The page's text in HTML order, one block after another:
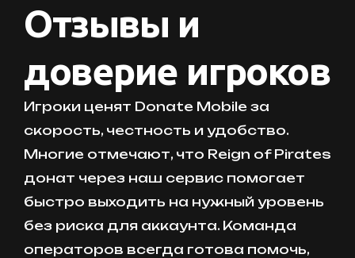
Отзывы и
доверие игроков
Игроки ценят Donate Mobile за
скорость, честность и удобство.
Многие отмечают, что Reign of Pirates
донат через наш сервис помогает
быстро выходить на нужный уровень
без риска для аккаунта. Команда
операторов всегда готова помочь,